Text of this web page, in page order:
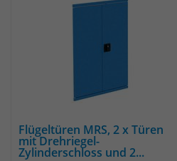
Flügeltüren MRS, 2 x Türen
mit Drehriegel-
Zylinderschloss und 2...